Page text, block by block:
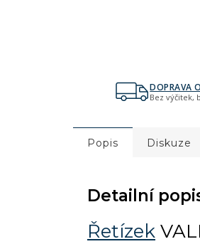
DOPRAVA
Bez výčitek,
Popis Diskuze
Detailní
Řetízek